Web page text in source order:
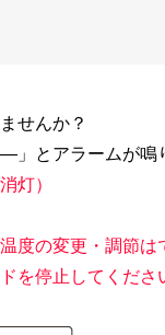
せんか？
とアラームが鳴
灯）
度の変更・調節は
を停止してくださ